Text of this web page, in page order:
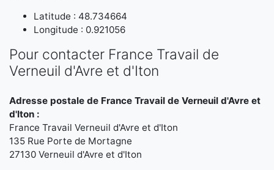
Latitude : 48.734664
Longitude : 0.921056
Pour contacter France Travail de
Verneuil d'Avre et d'Iton
Adresse postale de France Travail de Verneuil d'Avre et
d'Iton :
France Travail Verneuil d'Avre et d'Iton
135 Rue Porte de Mortagne
27130 Verneuil d'Avre et d'Iton